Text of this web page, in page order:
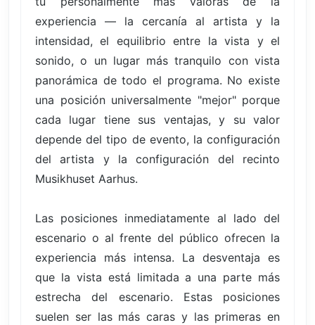
experiencia — la cercanía al artista y la
intensidad, el equilibrio entre la vista y el
sonido, o un lugar más tranquilo con vista
panorámica de todo el programa. No existe
una posición universalmente "mejor" porque
cada lugar tiene sus ventajas, y su valor
depende del tipo de evento, la configuración
del artista y la configuración del recinto
Musikhuset Aarhus.
Las posiciones inmediatamente al lado del
escenario o al frente del público ofrecen la
experiencia más intensa. La desventaja es
que la vista está limitada a una parte más
estrecha del escenario. Estas posiciones
suelen ser las más caras y las primeras en